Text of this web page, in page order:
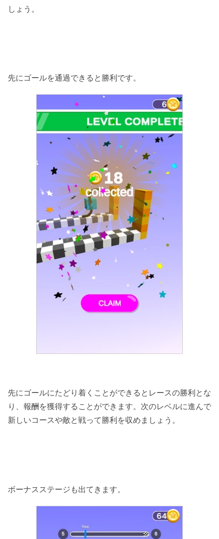
しょう。
先にゴールを通過できると勝利です。
先にゴールにたどり着くことができるとレースの勝利とな
り、報酬を獲得することができます。次のレベルに進んで
新しいコースや敵と戦って勝利を収めましょう。
ボーナスステージも出てきます。